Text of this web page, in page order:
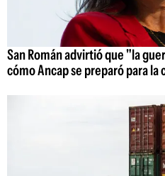
San Román advirtió que "la
cómo Ancap se preparó para la